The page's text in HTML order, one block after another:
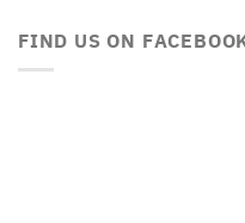
FIND US ON